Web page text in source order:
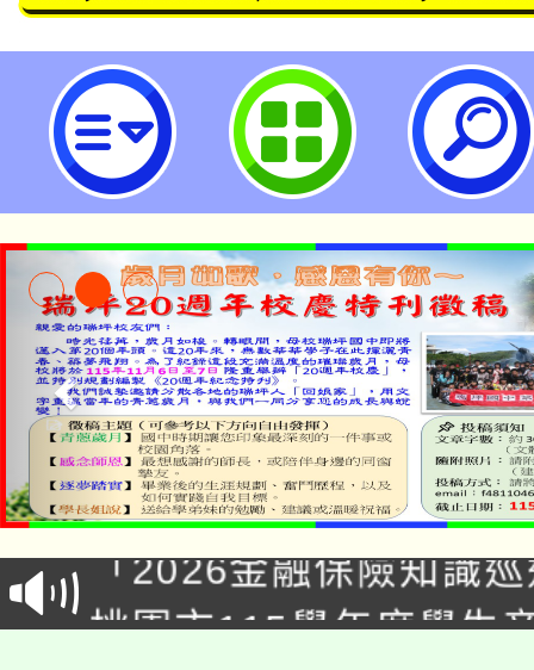
2026年第五屆「國際開發援助現場
─COP30：全球共作x氣候調適」-
民中學
公告本校115學年度第
代理(課)教師甄選結果(
「2026金融保險知識
車」活動
桃園市115學年度學生